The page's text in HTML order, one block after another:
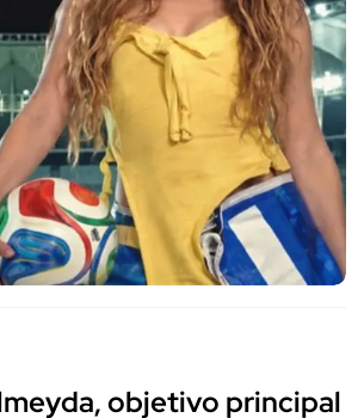
objetivo principal